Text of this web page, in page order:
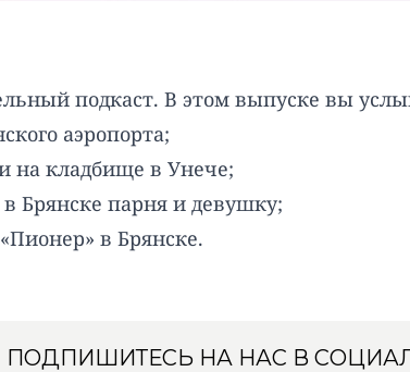
подкаст. В этом выпуске вы
аэропорта;
на кладбище в Унече;
Брянске парня и девушку;
в Брянске.
ПОДПИШИТЕСЬ НА НАС В